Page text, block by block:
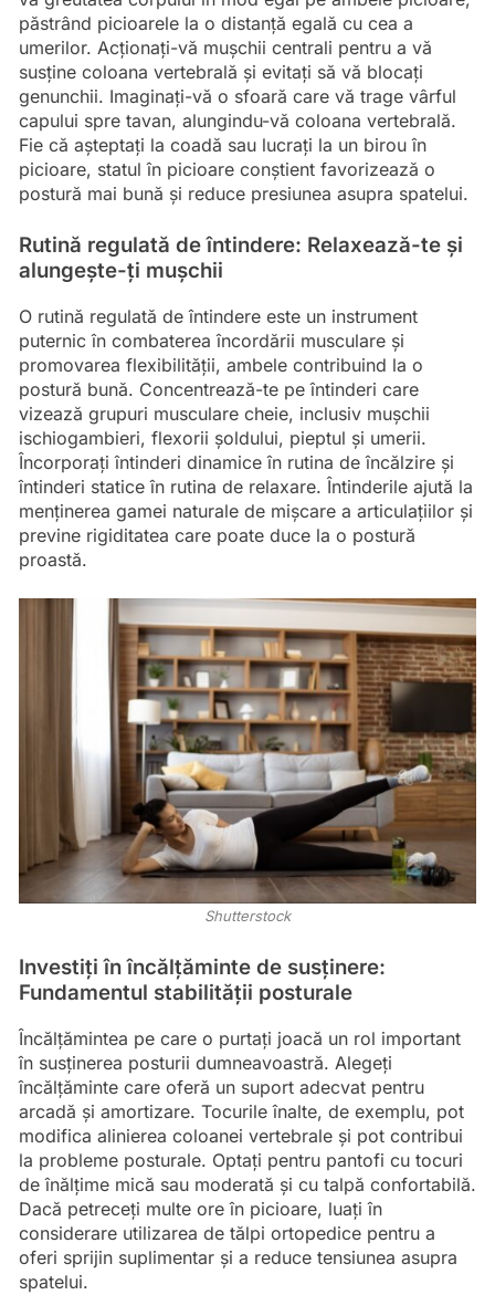
păstrând picioarele la o distanță egală cu cea a
umerilor. Acționați-vă mușchii centrali pentru a vă
susține coloana vertebrală și evitați să vă blocați
genunchii. Imaginați-vă o sfoară care vă trage vârful
capului spre tavan, alungindu-vă coloana vertebrală.
Fie că așteptați la coadă sau lucrați la un birou în
picioare, statul în picioare conștient favorizează o
postură mai bună și reduce presiunea asupra spatelui.
Rutină regulată de întindere: Relaxează-te și
alungește-ți mușchii
O rutină regulată de întindere este un instrument
puternic în combaterea încordării musculare și
promovarea flexibilității, ambele contribuind la o
postură bună. Concentrează-te pe întinderi care
vizează grupuri musculare cheie, inclusiv mușchii
ischiogambieri, flexorii șoldului, pieptul și umerii.
Încorporați întinderi dinamice în rutina de încălzire și
întinderi statice în rutina de relaxare. Întinderile ajută la
menținerea gamei naturale de mișcare a articulațiilor și
previne rigiditatea care poate duce la o postură
proastă.
Shutterstock
Investiți în încălțăminte de susținere:
Fundamentul stabilității posturale
Încălțămintea pe care o purtați joacă un rol important
în susținerea posturii dumneavoastră. Alegeți
încălțăminte care oferă un suport adecvat pentru
arcadă și amortizare. Tocurile înalte, de exemplu, pot
modifica alinierea coloanei vertebrale și pot contribui
la probleme posturale. Optați pentru pantofi cu tocuri
de înălțime mică sau moderată și cu talpă confortabilă.
Dacă petreceți multe ore în picioare, luați în
considerare utilizarea de tălpi ortopedice pentru a
oferi sprijin suplimentar și a reduce tensiunea asupra
spatelui.